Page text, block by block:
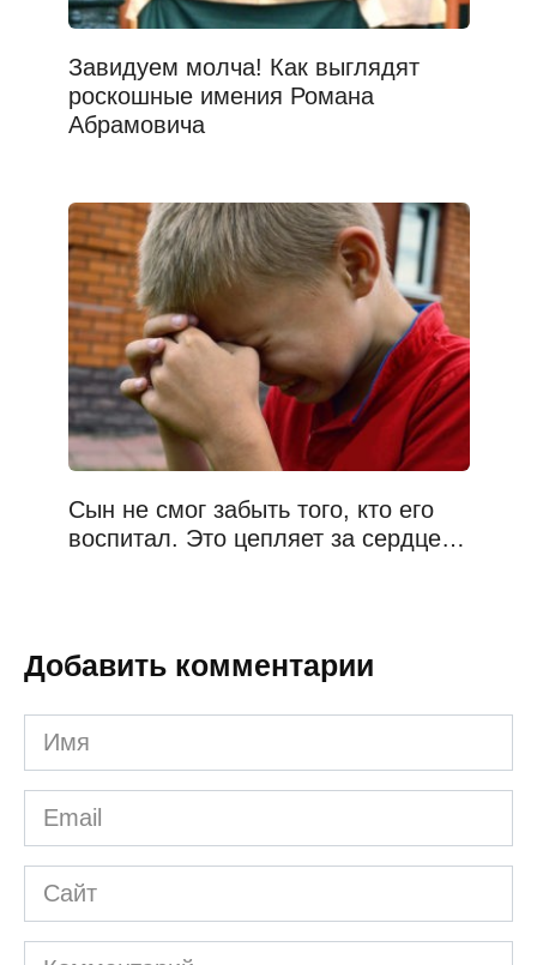
Завидуем молча! Как выглядят
роскошные имения Романа
Абрамовича
Сын не смог забыть того, кто его
воспитал. Это цепляет за сердце…
Добавить комментарии
Имя
*
Email
*
Сайт
Комментарий